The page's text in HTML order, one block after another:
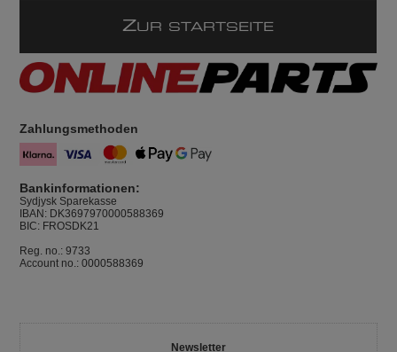
ZUR STARTSEITE
Zahlungsmethoden
Bankinformationen:
Sydjysk Sparekasse
IBAN: DK3697970000588369
BIC: FROSDK21
Reg. no.: 9733
Account no.: 0000588369
Newsletter